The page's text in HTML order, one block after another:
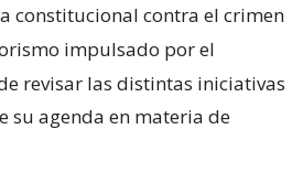
constitucional contra el crimen
impulsado por el
revisar las distintas iniciativas
su agenda en materia de